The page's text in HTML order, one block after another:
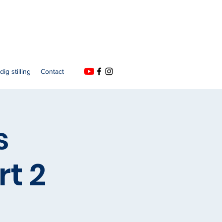
stilling Contact
2